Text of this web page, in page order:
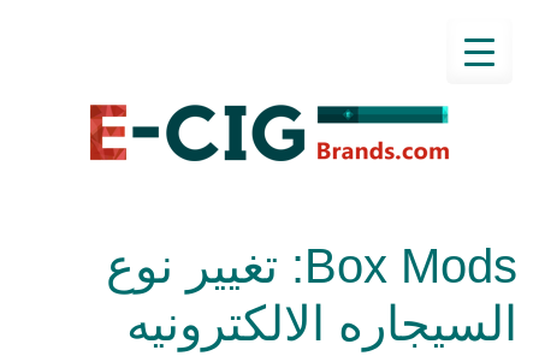
Box Mods: تغيير نوع
السيجاره الالكترونيه